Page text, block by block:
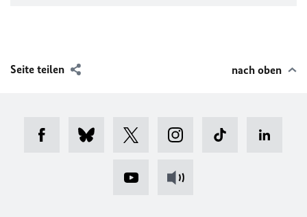
Seite teilen nach oben